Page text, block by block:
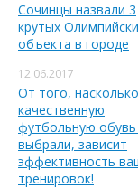
Сочинцы назвали 3
крутых
объекта в городе
12.06.2017
От того, насколько
качественную
футбольную
выбрали, зависит
эффективность
тренировок!